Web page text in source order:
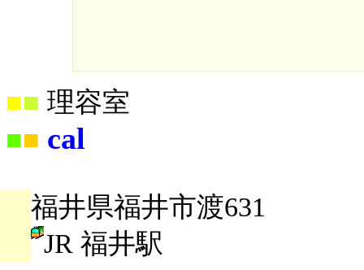
■ 理容室
■■ cal
福井県福井市渡631
JR 福井駅